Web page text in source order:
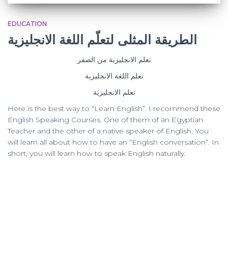
EDUCATION
الطريقة المثلى لتعلّم اللغة الانجليزية
تعلم الانجليزية من الصفر
تعلم اللغة الانجليزية
تعلم الانجليزية
Here is the best way to “Learn English”. I recommend these
English Speaking Courses. One of them of an Egyptian
Teacher and the other of a native speaker of English. You
will learn all about how to have an “English conversation”. In
short, you will learn how to speak English naturally.